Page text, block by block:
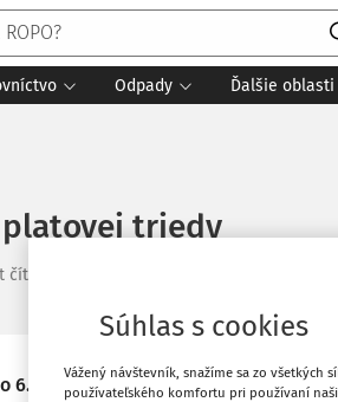
Odpady Ďalšie oblasti
platovej triedy
čítania
6. platovej triedy a doplatenie
Súhlas s cookies
Vážený návštevník, snažíme sa zo všetkých
používateľského komfortu pri používaní